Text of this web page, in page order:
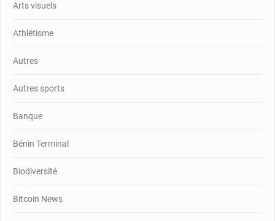
Arts visuels
Athlétisme
Autres
Autres sports
Banque
Bénin Terminal
Biodiversité
Bitcoin News